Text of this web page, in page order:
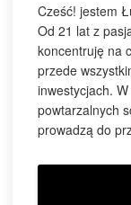
Cześć! jestem
Od 21 lat z
koncentruję na
przede
inwestycjach.
powtarzalnych
prowadzą do